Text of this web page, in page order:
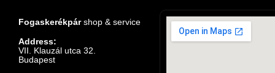
Fogaskerékpárshop & service
Address:
VII. Klauzál utca 32.
Budapest